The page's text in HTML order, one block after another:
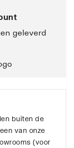
geleverd
buiten de
van onze
(voor